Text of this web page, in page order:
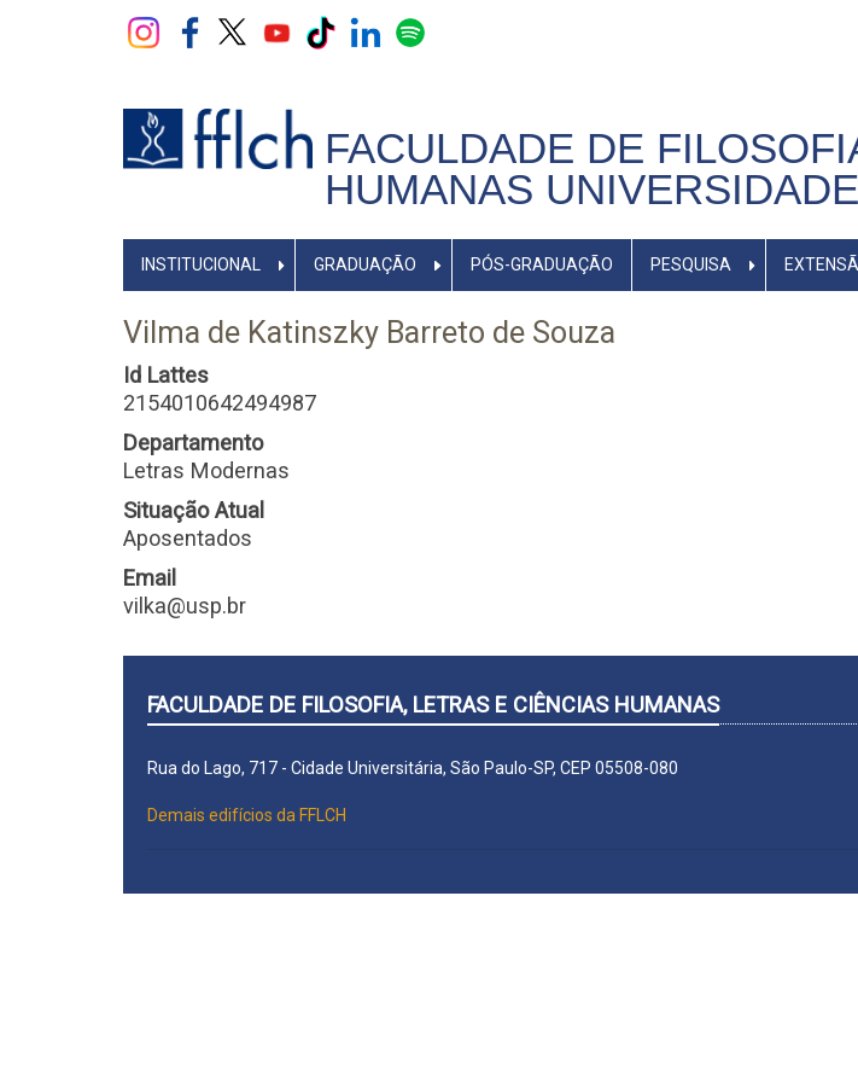
FACULDADE DE
HUMANAS
NAVEGADOR
PRINCIPAL
INSTITUCIONAL GRADUAÇÃO PÓS-GRADUAÇÃO PESQUISA
Vilma de Katinszky Barreto de Souza
Id Lattes
2154010642494987
Departamento
Letras Modernas
Situação Atual
Aposentados
Email
vilka@usp.br
FACULDADE DE FILOSOFIA, LETRAS E CIÊNCIAS HUMANAS
Rua do Lago, 717 - Cidade Universitária, São Paulo-SP, CEP 05508-080
Demais edifícios da FFLCH